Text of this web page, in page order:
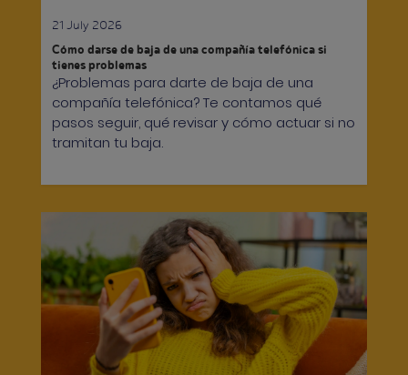
21 July 2026
Cómo darse de baja de una compañía telefónica si
tienes problemas
¿Problemas para darte de baja de una
compañía telefónica? Te contamos qué
pasos seguir, qué revisar y cómo actuar si no
tramitan tu baja.